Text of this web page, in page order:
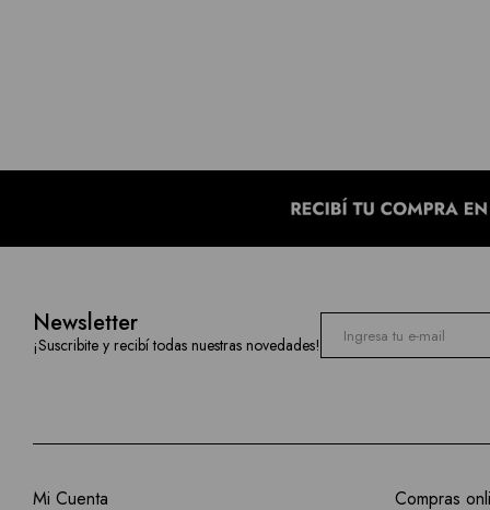
Newsletter
¡Suscribite y recibí todas nuestras novedades!
Mi Cuenta Compras